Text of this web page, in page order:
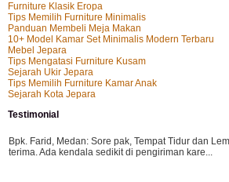
Furniture Klasik Eropa
Tips Memilih Furniture Minimalis
Panduan Membeli Meja Makan
10+ Model Kamar Set Minimalis Modern Terbaru
Mebel Jepara
Tips Mengatasi Furniture Kusam
Sejarah Ukir Jepara
Tips Memilih Furniture Kamar Anak
Sejarah Kota Jepara
Testimonial
Bpk. Farid, Medan: Sore pak, Tempat Tidur dan
terima. Ada kendala sedikit di pengiriman kare...